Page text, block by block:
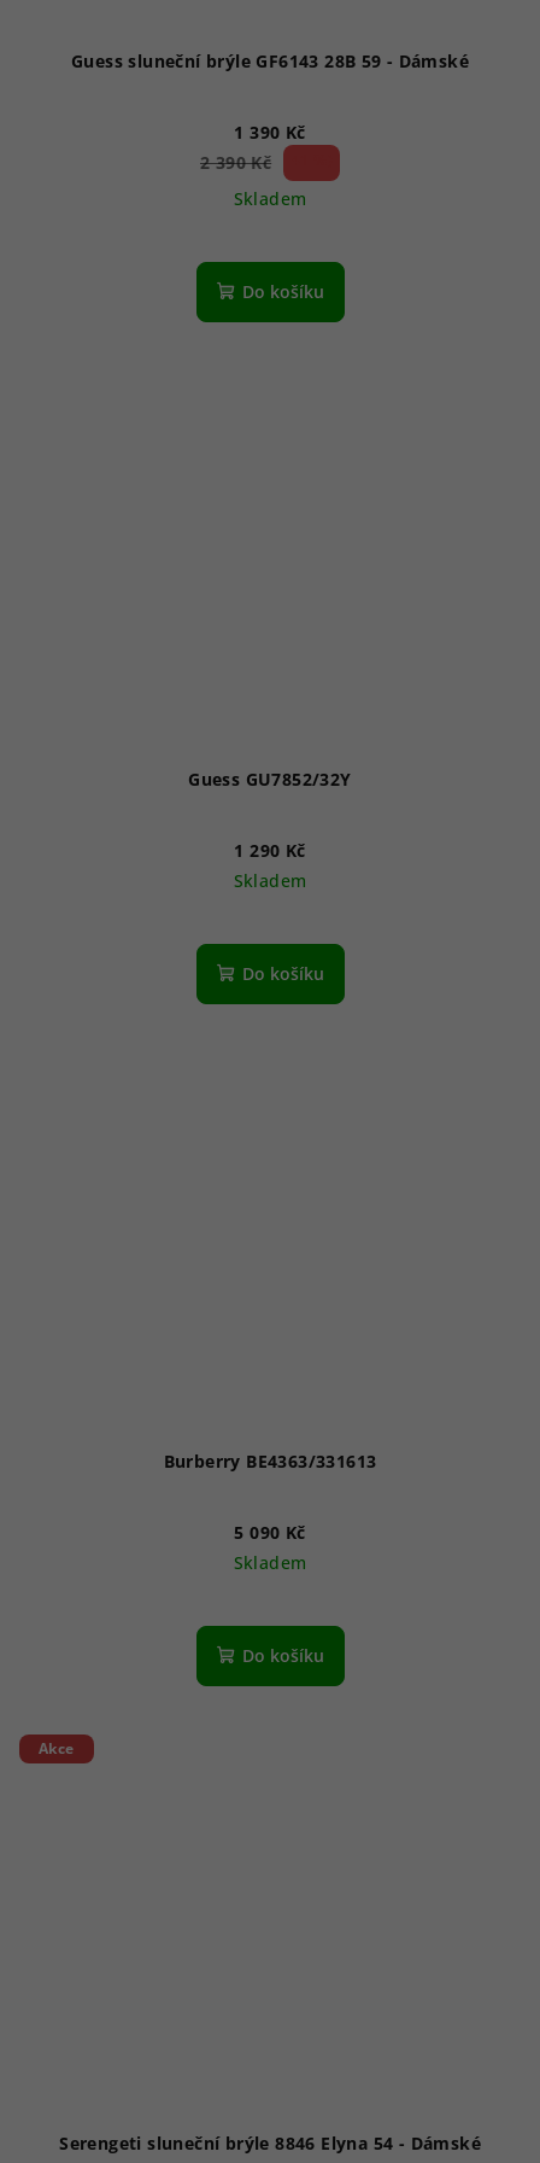
Guess sluneční brýle GF6143 28B 59 - Dámské
1 390 Kč
2 390 Kč
Skladem
Do košíku
Guess GU7852/32Y
1 290 Kč
Skladem
Do košíku
Burberry BE4363/331613
5 090 Kč
Skladem
Do košíku
Akce
Serengeti sluneční brýle 8846 Elyna 54 - Dámské